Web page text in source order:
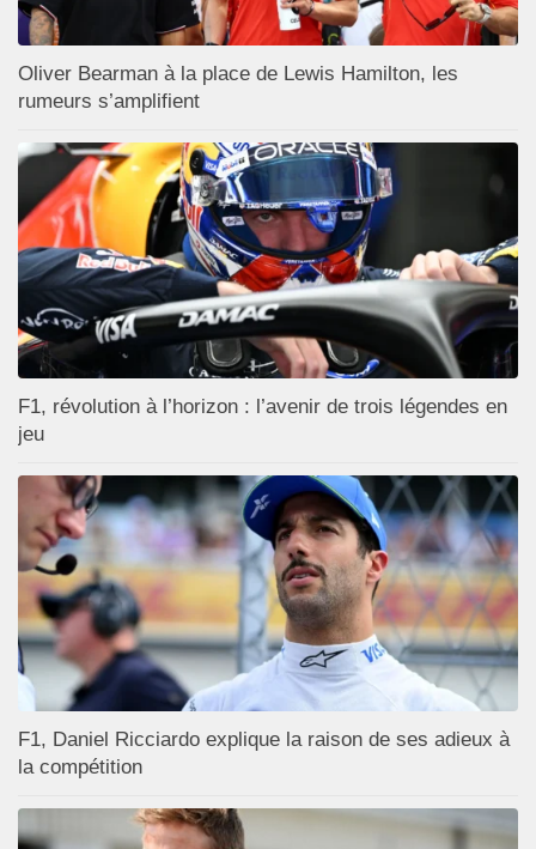
Oliver Bearman à la place de Lewis Hamilton, les
rumeurs s’amplifient
F1, révolution à l’horizon : l’avenir de trois légendes en
jeu
F1, Daniel Ricciardo explique la raison de ses adieux à
la compétition